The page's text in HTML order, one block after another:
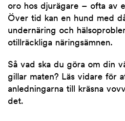
oro hos djurägare – ofta av
Över tid kan en hund med
undernäring och
otillräckliga näringsämnen.
Så vad ska du göra om din
gillar maten? Läs vidare för
anledningarna till kräsna
det.